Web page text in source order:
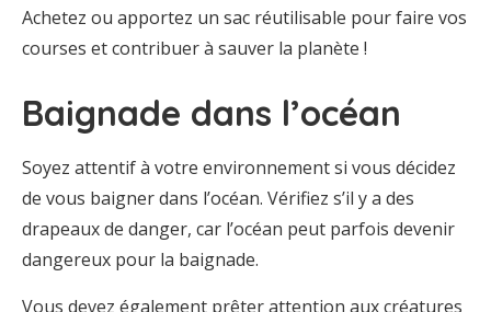
Achetez ou apportez un sac réutilisable pour faire vos
courses et contribuer à sauver la planète !
Baignade dans l’océan
Soyez attentif à votre environnement si vous décidez
de vous baigner dans l’océan. Vérifiez s’il y a des
drapeaux de danger, car l’océan peut parfois devenir
dangereux pour la baignade.
Vous devez également prêter attention aux créatures